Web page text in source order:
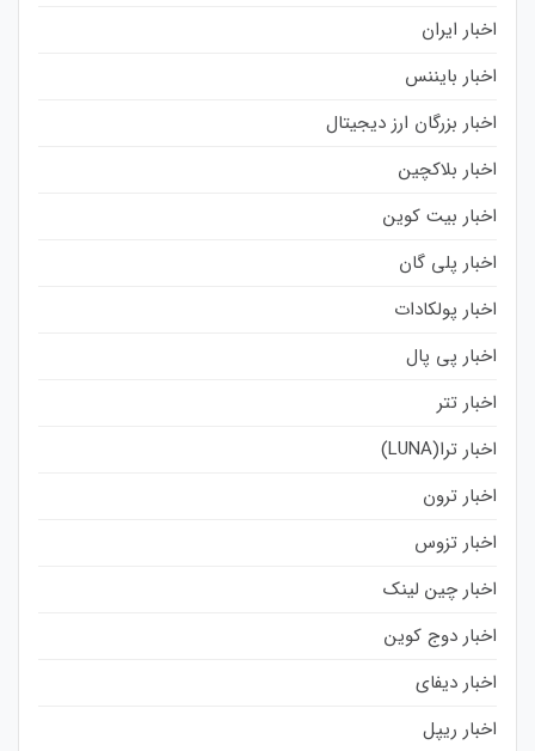
اخبار ایران
اخبار بایننس
اخبار بزرگان ارز دیجیتال
اخبار بلاکچین
اخبار بیت کوین
اخبار پلی گان
اخبار پولکادات
اخبار پی پال
اخبار تتر
اخبار ترا(LUNA)
اخبار ترون
اخبار تزوس
اخبار چین لینک
اخبار دوج کوین
اخبار دیفای
اخبار ریپل